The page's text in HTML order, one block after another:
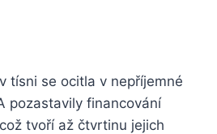
tísni se ocitla v nepříjemné
pozastavily financování
tvoří až čtvrtinu jejich